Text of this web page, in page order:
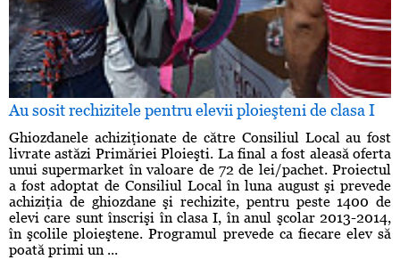
Au sosit rechizitele pentru elevii ploieşteni de clasa I
Ghiozdanele achiziţionate de către Consiliul Local au fost
livrate astăzi Primăriei Ploieşti. La final a fost aleasă oferta
unui supermarket în valoare de 72 de lei/pachet. Proiectul
a fost adoptat de Consiliul Local în luna august şi prevede
achiziţia de ghiozdane şi rechizite, pentru peste 1400 de
elevi care sunt înscrişi în clasa I, în anul şcolar 2013-2014,
în şcolile ploieştene. Programul prevede ca fiecare elev să
poată primi un ...